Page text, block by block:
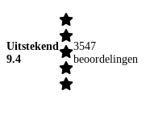
Uitstekend
9.4
3547
beoordelingen